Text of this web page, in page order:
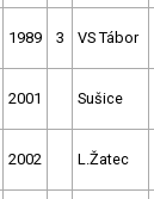
1989 3 VS Tábor
2001 Sušice
2002 L.Žatec